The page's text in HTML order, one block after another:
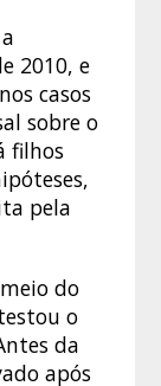
2010, e
casos
sobre o
filhos
pela
do
o
da
após